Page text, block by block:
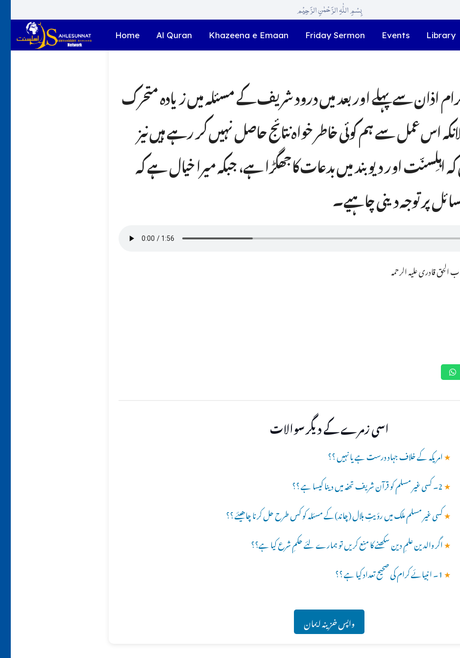
بِسْمِ اللّٰہِ الرَّحْمٰنِ الرَّحِیْم
Home Al Quran Khazeena e Emaan Friday Sermon Events Library
اذان سے پہلے اور بعد میں درود شریف کے مسئلہ میں زیادہ متحرک
اس عمل سے ہم کوئی خاطر خواہ نتائج حاصل نہیں کر رہے ہیں نیز
اہلِسنّت اور دیو بند میں بدعات کا جھگڑا ہے، جبکہ میرا خیال ہے کہ
پر توجہ دینی چاہیے۔
قادری علیہ الرحمہ
اسی زمرے کے دیگر سوالات
★امریکہ کے خلاف جہاد درست ہے یا نہیں ؟؟
★2۔ کسی غیر مسلم کو قرآن شریف تحفہ میں دینا کیسا ہے ؟؟
★کسی غیر مسلم ملک میں رؤیتِ ہلال (چاند)کے مسئلہ کو کس طرح حل کرنا چاھیئے ؟؟
★اگر والدین علمِ دین سکھنے کا منع کریں تو ہمارے لئے حکمِ شرع کیا ہے؟؟
★1۔ انبیائے کرام کی صحیح تعداد کیا ہے ؟؟
واپس خزینہ ایمان